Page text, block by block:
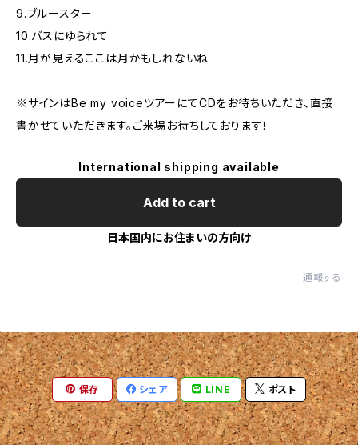
9.ブルースター
10.バスにゆられて
11.月が見えるここは月かもしれないね
※サインはBe my voiceツアーにてCDをお待ちいただき、直接
書かせていただきます。ご来場お待ちしております！
International shipping available
Add to cart
日本国内にお住まいの方向け
通報する
保存 シェア LINE ポスト